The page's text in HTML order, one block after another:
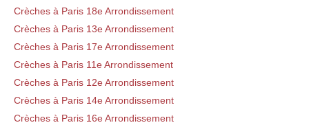
Crèches à Paris 18e Arrondissement
Crèches à Paris 13e Arrondissement
Crèches à Paris 17e Arrondissement
Crèches à Paris 11e Arrondissement
Crèches à Paris 12e Arrondissement
Crèches à Paris 14e Arrondissement
Crèches à Paris 16e Arrondissement